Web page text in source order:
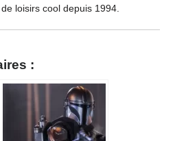
loisirs cool depuis 1994.
: